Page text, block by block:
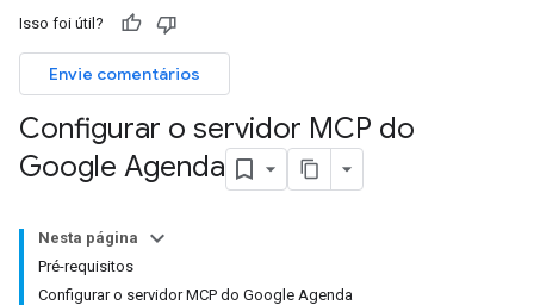
Isso foi útil?
Envie comentários
Configurar o servidor MCP do
Google Agenda
Nesta página
Pré-requisitos
Configurar o servidor MCP do Google Agenda